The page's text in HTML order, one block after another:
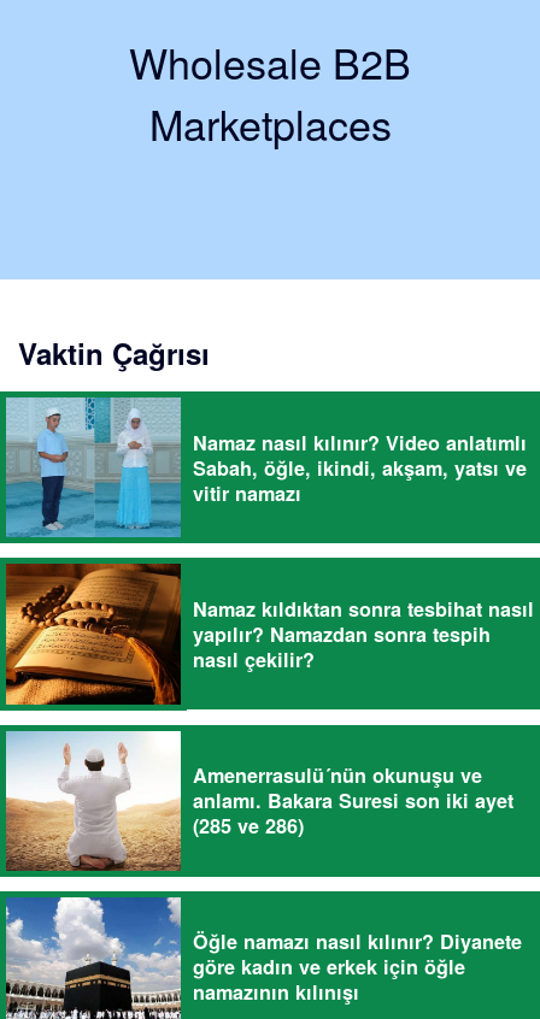
Wholesale B2B
Marketplaces
Vaktin Çağrısı
Namaz nasıl kılınır? Video anlatımlı
Sabah, öğle, ikindi, akşam, yatsı ve
vitir namazı
Namaz kıldıktan sonra tesbihat nasıl
yapılır? Namazdan sonra tespih
nasıl çekilir?
Amenerrasulü´nün okunuşu ve
anlamı. Bakara Suresi son iki ayet
(285 ve 286)
Öğle namazı nasıl kılınır? Diyanete
göre kadın ve erkek için öğle
namazının kılınışı